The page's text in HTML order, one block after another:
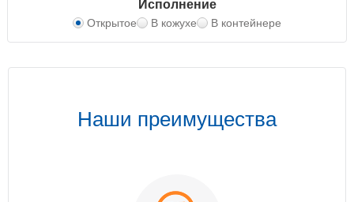
Исполнение
Открытое В кожухе В контейнере
Наши преимущества